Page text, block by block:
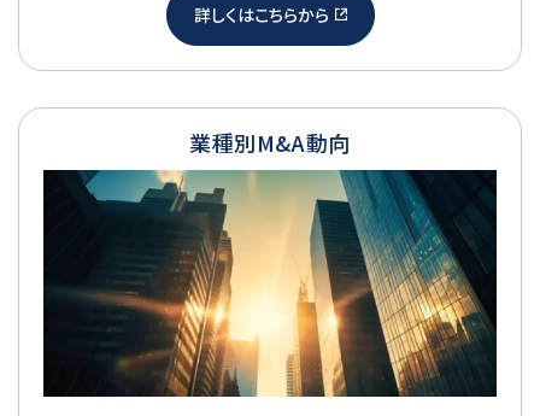
詳しくはこちらから
業種別M&A動向